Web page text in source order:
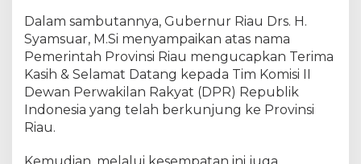
m
u
a
n
K
o
s
Dalam sambutannya, Gubernur Riau Drs. H.
Syamsuar, M.Si menyampaikan atas nama
Pemerintah Provinsi Riau mengucapkan Terima
Kasih & Selamat Datang kepada Tim Komisi II
Dewan Perwakilan Rakyat (DPR) Republik
Indonesia yang telah berkunjung ke Provinsi
Riau.